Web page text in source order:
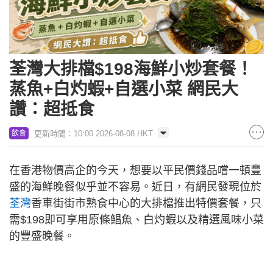
荃灣大排檔$198海鮮小炒套餐！
蒸魚+白灼蝦+自選小菜 網民大
讚：超抵食
飲食 更新時間：10:00 2026-08-08 HKT
在香港物價高企的今天，想要以平民價錢品嚐一頓豐
盛的海鮮晚餐似乎並不容易。近日，有網民發現位於
荃灣香車街街市熟食中心的大排檔推出特價套餐，只
需$198即可享用原條鯧魚、白灼蝦以及精選風味小菜
的豐盛晚餐。